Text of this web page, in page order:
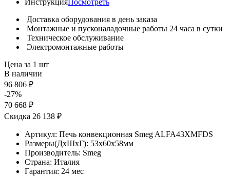
Доставка оборудования в день заказа
Монтажные и пусконаладочные работы 24 часа в сутки
Техническое обслуживание
Электромонтажные работы
Цена за 1 шт
В наличии
96 806 ₽
-27%
70 668 ₽
Скидка 26 138 ₽
Артикул: Печь конвекционная Smeg ALFA43XMFDS
Размеры(ДхШхГ): 53x60x58мм
Производитель: Smeg
Страна: Италия
Гарантия: 24 мес